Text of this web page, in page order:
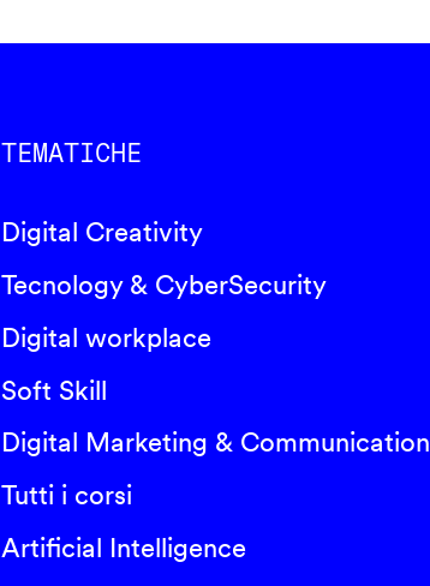
TEMATICHE
Digital Creativity
Tecnology & CyberSecurity
Digital workplace
Soft Skill
Digital Marketing & Communication
Tutti i corsi
Artificial Intelligence